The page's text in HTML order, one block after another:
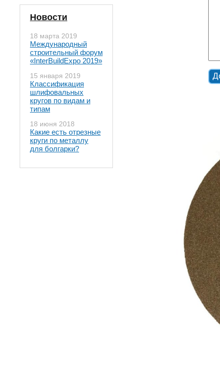
Новости
18 марта 2019
Международный
строительный форум
«InterBuildExpo 2019»
15 января 2019
Классификация
шлифовальных
кругов по видам и
типам
18 июня 2018
Какие есть отрезные
круги по металлу
для болгарки?